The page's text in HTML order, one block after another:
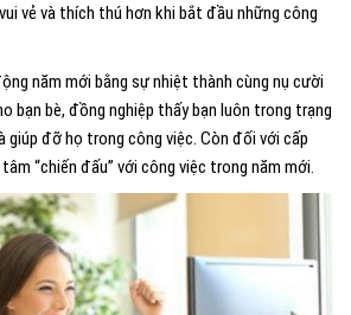
vẻ và thích thú hơn khi bắt đầu những công
năm mới bằng sự nhiệt thành cùng nụ cười
bạn bè, đồng nghiệp thấy bạn luôn trong trạng
giúp đỡ họ trong công việc. Còn đối với cấp
“chiến đấu” với công việc trong năm mới.